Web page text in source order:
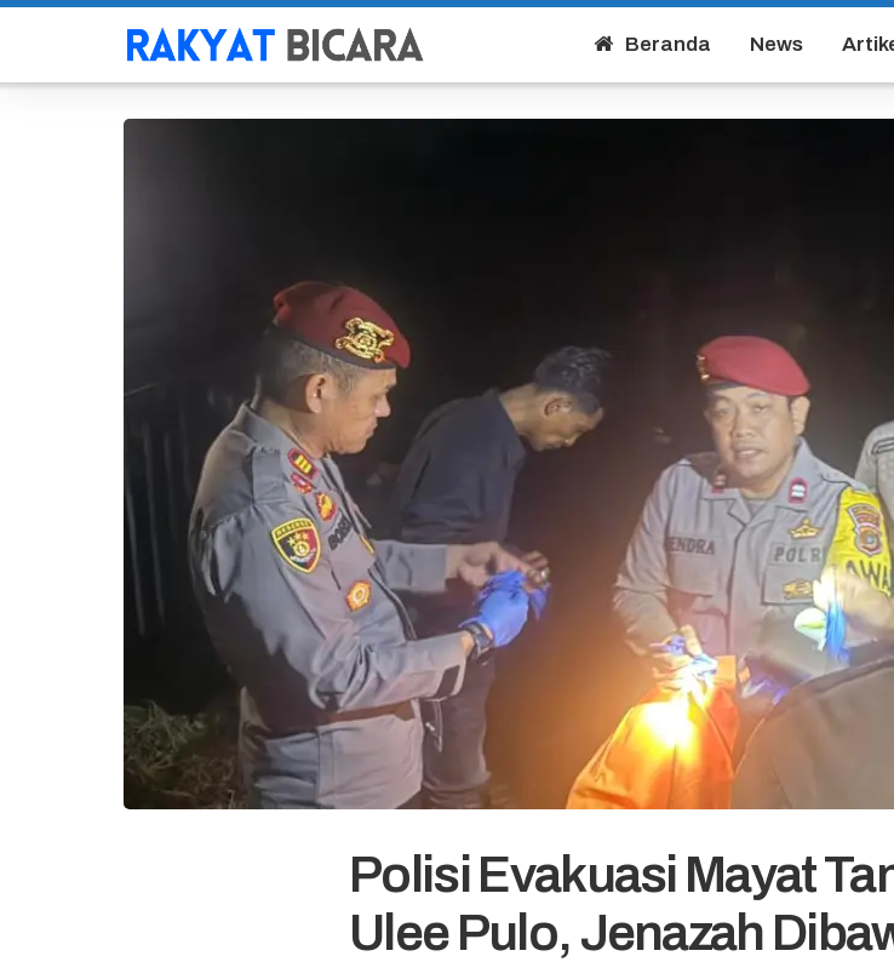
Beranda News
Polisi Evakuasi Mayat
Ulee Pulo, Jenazah